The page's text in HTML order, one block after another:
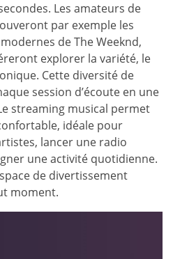
Les amateurs de
par exemple les
de The Weeknd,
explorer la variété, le
Cette diversité de
session d’écoute en une
streaming musical permet
idéale pour
lancer une radio
une activité quotidienne.
de divertissement
moment.